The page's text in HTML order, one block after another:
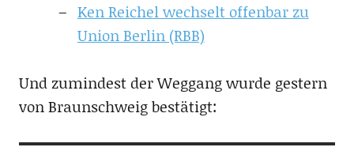
Ken Reichel wechselt offenbar zu
Union Berlin (RBB)
Und zumindest der Weggang wurde gestern
von Braunschweig bestätigt: